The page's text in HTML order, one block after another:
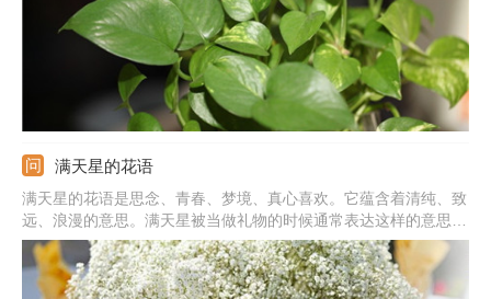
满天星的花语
满天星的花语是思念、青春、梦境、真心喜欢。它蕴含着清纯、致
远、浪漫的意思。满天星被当做礼物的时候通常表达这样的意思：
我在思念你，你是清纯的，我是真心喜欢你的，拥有你我很喜悦。